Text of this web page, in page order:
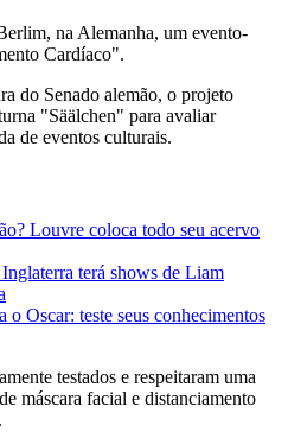
na Alemanha, um evento-
Cardíaco".
do Senado alemão, o projeto
"Säälchen" para avaliar
de eventos culturais.
Louvre coloca todo seu acervo
terá shows de Liam
o Oscar: teste seus conhecimentos
testados e respeitaram uma
máscara facial e distanciamento